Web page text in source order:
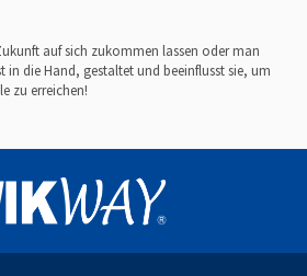
auf sich zukommen lassen oder man
in die Hand, gestaltet und beeinflusst sie, um
zu erreichen!